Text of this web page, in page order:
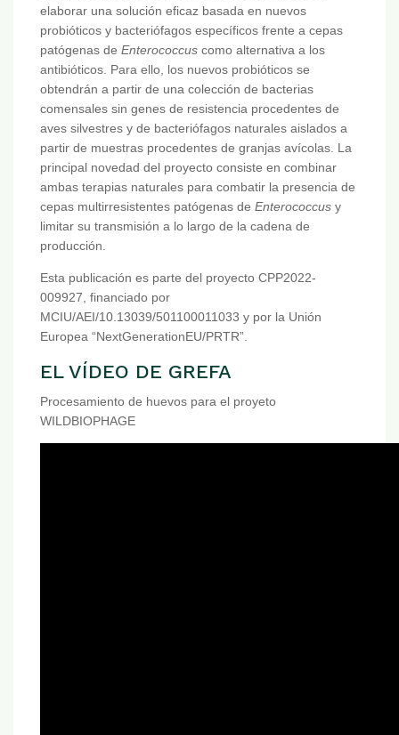
elaborar una solución eficaz basada en nuevos
probióticos y bacteriófagos específicos frente a cepas
patógenas de Enterococcus como alternativa a los
antibióticos. Para ello, los nuevos probióticos se
obtendrán a partir de una colección de bacterias
comensales sin genes de resistencia procedentes de
aves silvestres y de bacteriófagos naturales aislados a
partir de muestras procedentes de granjas avícolas. La
principal novedad del proyecto consiste en combinar
ambas terapias naturales para combatir la presencia de
cepas multirresistentes patógenas de Enterococcus y
limitar su transmisión a lo largo de la cadena de
producción.
Esta publicación es parte del proyecto CPP2022-
009927, financiado por
MCIU/AEI/10.13039/501100011033 y por la Unión
Europea “NextGenerationEU/PRTR”.
EL VÍDEO DE GREFA
Procesamiento de huevos para el proyeto
WILDBIOPHAGE